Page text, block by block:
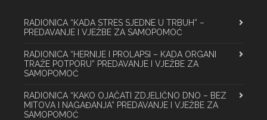
RADIONICA “KADA STRES SJEDNE U TRBUH” –
PREDAVANJE I VJEŽBE ZA SAMOPOMOĆ
RADIONICA “HERNIJE I PROLAPSI – KADA ORGANI
TRAŽE POTPORU” PREDAVANJE I VJEŽBE ZA
SAMOPOMOĆ
RADIONICA “KAKO OJAČATI ZDJELIČNO DNO – BEZ
MITOVA I NAGAĐANJA” PREDAVANJE I VJEŽBE ZA
SAMOPOMOĆ